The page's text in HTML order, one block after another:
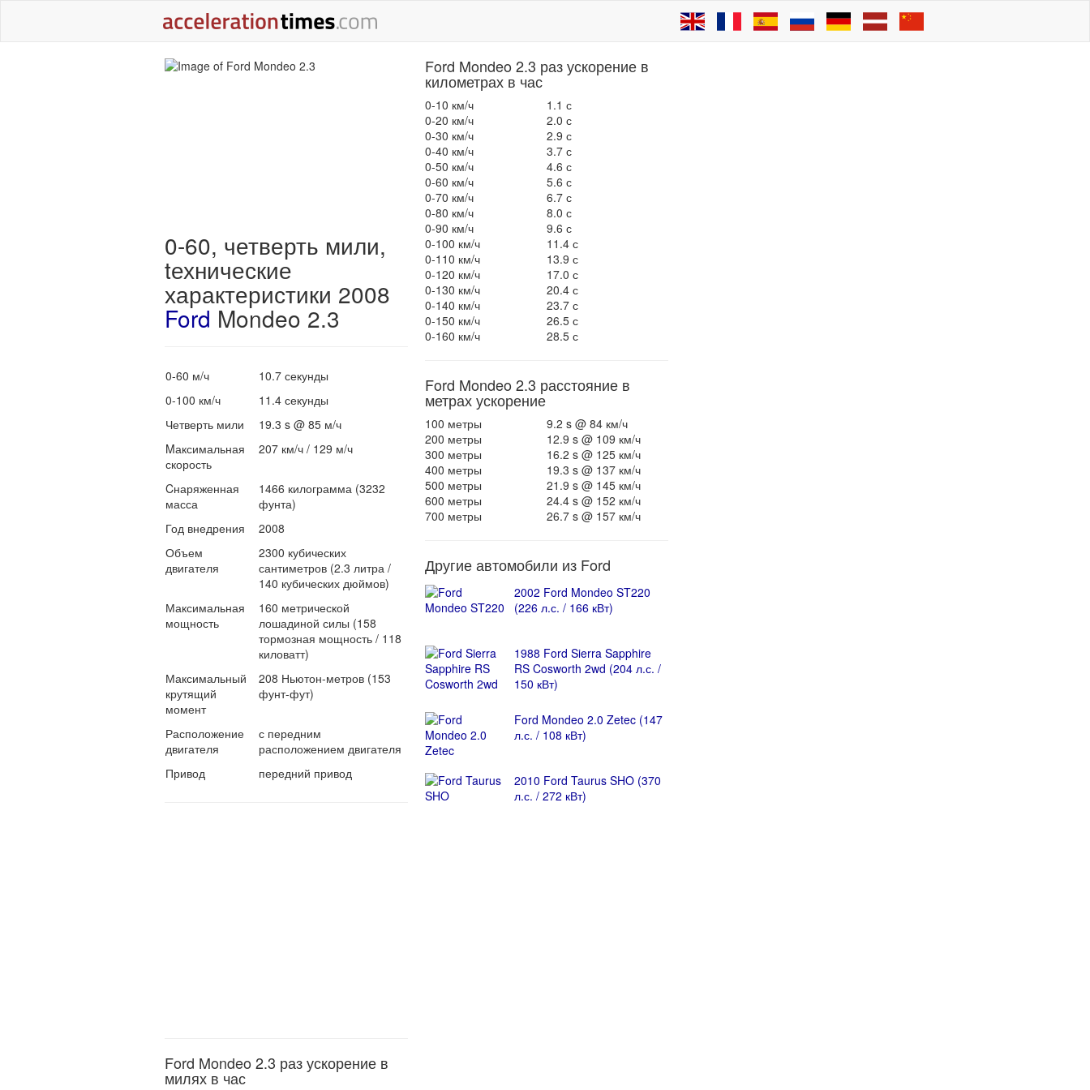
0-60, четверть мили,
tехнические
характеристики 2008
Ford Mondeo 2.3
0-60 м/ч
10.7 секунды
0-100 км/ч
11.4 секунды
Четверть мили
19.3 s @ 85 м/ч
Mаксимальная
скорость
207 км/ч / 129 м/ч
Cнаряженная
масса
1466 килограмма (3232
фунта)
Год внедрения
2008
Объем
двигателя
2300 кубических
сантиметров (2.3 литра /
140 кубических дюймов)
Максимальная
мощность
160 метрической
лошадиной силы (158
тормозная мощность / 118
киловатт)
Максимальный
крутящий
момент
208 Ньютон-метров (153
фунт-фут)
Расположение
двигателя
с передним
расположением двигателя
Привод
передний привод
Ford Mondeo 2.3 раз ускорение в
милях в час
Ford Mondeo 2.3 раз ускорение в
километрах в час
0-10 км/ч
1.1 с
0-20 км/ч
2.0 с
0-30 км/ч
2.9 с
0-40 км/ч
3.7 с
0-50 км/ч
4.6 с
0-60 км/ч
5.6 с
0-70 км/ч
6.7 с
0-80 км/ч
8.0 с
0-90 км/ч
9.6 с
0-100 км/ч
11.4 с
0-110 км/ч
13.9 с
0-120 км/ч
17.0 с
0-130 км/ч
20.4 с
0-140 км/ч
23.7 с
0-150 км/ч
26.5 с
0-160 км/ч
28.5 с
Ford Mondeo 2.3 расстояние в
метрах ускорение
100 метры
9.2 s @ 84 км/ч
200 метры
12.9 s @ 109 км/ч
300 метры
16.2 s @ 125 км/ч
400 метры
19.3 s @ 137 км/ч
500 метры
21.9 s @ 145 км/ч
600 метры
24.4 s @ 152 км/ч
700 метры
26.7 s @ 157 км/ч
Другие автомобили из Ford
2002 Ford Mondeo ST220
(226 л.с. / 166 кВт)
1988 Ford Sierra Sapphire
RS Cosworth 2wd (204 л.с. /
150 кВт)
Ford Mondeo 2.0 Zetec (147
л.с. / 108 кВт)
2010 Ford Taurus SHO (370
л.с. / 272 кВт)